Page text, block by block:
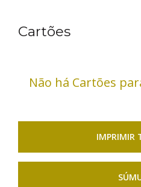
Cartões
Não há Cartões
IMPRIMIR